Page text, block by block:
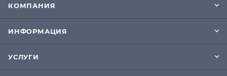
КОМПАНИЯ
ИНФОРМАЦИЯ
УСЛУГИ